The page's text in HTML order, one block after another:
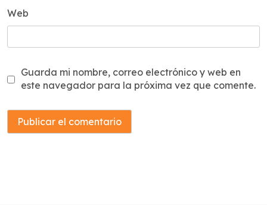
Web
Guarda mi nombre, correo electrónico y web en
este navegador para la próxima vez que comente.